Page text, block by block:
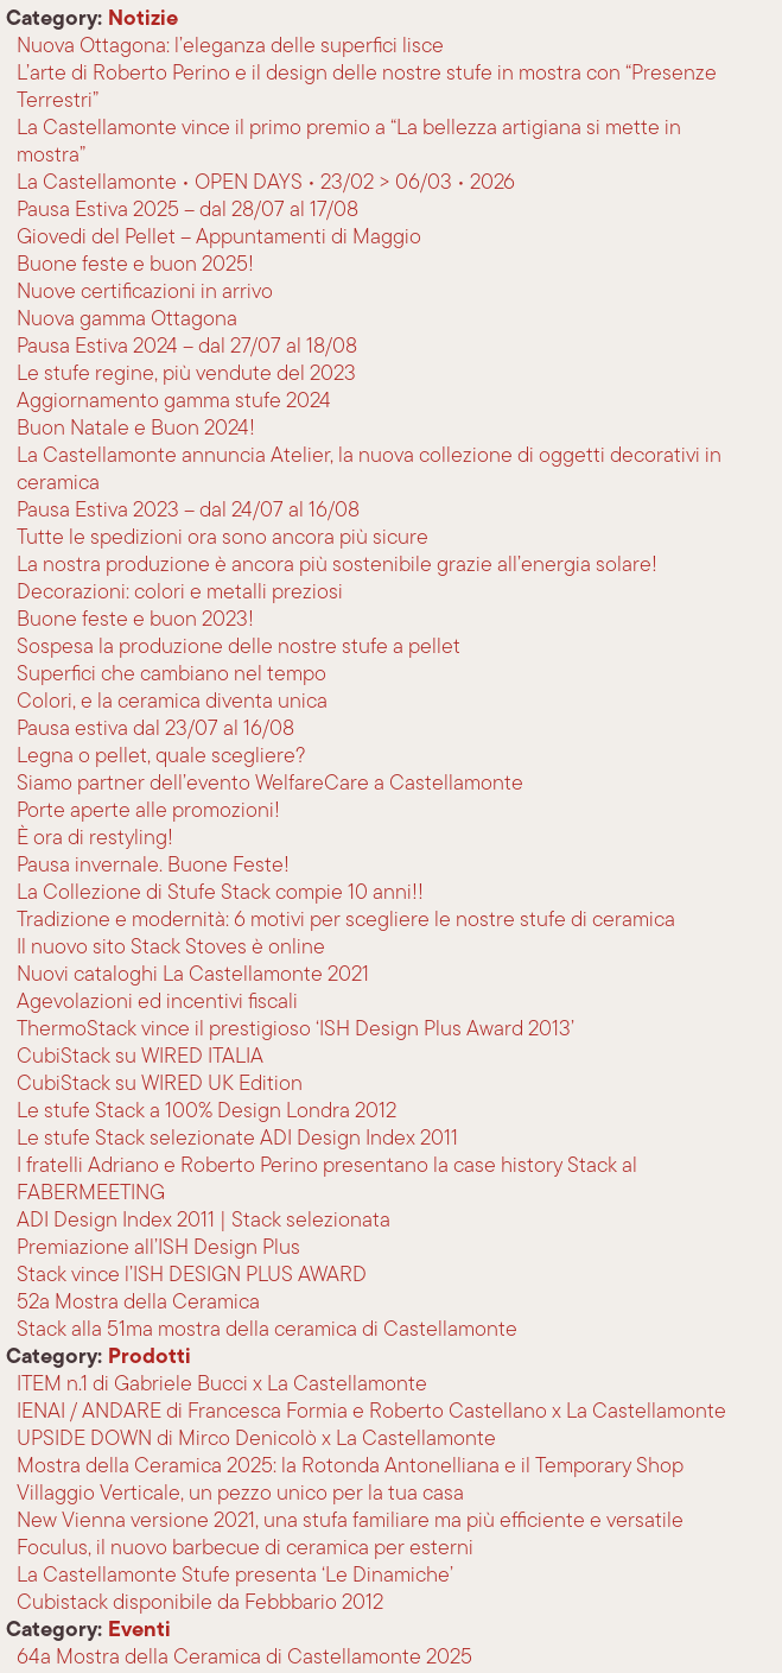
Category: Notizie
Nuova Ottagona: l’eleganza delle superfici lisce
L’arte di Roberto Perino e il design delle nostre stufe in mostra con “Presenze
Terrestri”
La Castellamonte vince il primo premio a “La bellezza artigiana si mette in
mostra”
La Castellamonte • OPEN DAYS • 23/02 > 06/03 • 2026
Pausa Estiva 2025 – dal 28/07 al 17/08
Giovedi del Pellet – Appuntamenti di Maggio
Buone feste e buon 2025!
Nuove certificazioni in arrivo
Nuova gamma Ottagona
Pausa Estiva 2024 – dal 27/07 al 18/08
Le stufe regine, più vendute del 2023
Aggiornamento gamma stufe 2024
Buon Natale e Buon 2024!
La Castellamonte annuncia Atelier, la nuova collezione di oggetti decorativi in
ceramica
Pausa Estiva 2023 – dal 24/07 al 16/08
Tutte le spedizioni ora sono ancora più sicure
La nostra produzione è ancora più sostenibile grazie all’energia solare!
Decorazioni: colori e metalli preziosi
Buone feste e buon 2023!
Sospesa la produzione delle nostre stufe a pellet
Superfici che cambiano nel tempo
Colori, e la ceramica diventa unica
Pausa estiva dal 23/07 al 16/08
Legna o pellet, quale scegliere?
Siamo partner dell’evento WelfareCare a Castellamonte
Porte aperte alle promozioni!
È ora di restyling!
Pausa invernale. Buone Feste!
La Collezione di Stufe Stack compie 10 anni!!
Tradizione e modernità: 6 motivi per scegliere le nostre stufe di ceramica
Il nuovo sito Stack Stoves è online
Nuovi cataloghi La Castellamonte 2021
Agevolazioni ed incentivi fiscali
ThermoStack vince il prestigioso ‘ISH Design Plus Award 2013’
CubiStack su WIRED ITALIA
CubiStack su WIRED UK Edition
Le stufe Stack a 100% Design Londra 2012
Le stufe Stack selezionate ADI Design Index 2011
I fratelli Adriano e Roberto Perino presentano la case history Stack al
FABERMEETING
ADI Design Index 2011 | Stack selezionata
Premiazione all’ISH Design Plus
Stack vince l’ISH DESIGN PLUS AWARD
52a Mostra della Ceramica
Stack alla 51ma mostra della ceramica di Castellamonte
Category: Prodotti
ITEM n.1 di Gabriele Bucci x La Castellamonte
IENAI / ANDARE di Francesca Formia e Roberto Castellano x La Castellamonte
UPSIDE DOWN di Mirco Denicolò x La Castellamonte
Mostra della Ceramica 2025: la Rotonda Antonelliana e il Temporary Shop
Villaggio Verticale, un pezzo unico per la tua casa
New Vienna versione 2021, una stufa familiare ma più efficiente e versatile
Foculus, il nuovo barbecue di ceramica per esterni
La Castellamonte Stufe presenta ‘Le Dinamiche’
Cubistack disponibile da Febbbario 2012
Category: Eventi
64a Mostra della Ceramica di Castellamonte 2025